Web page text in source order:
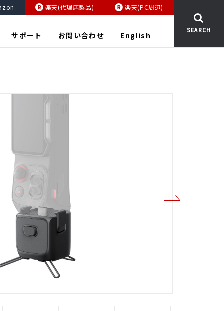
楽天(代理店製品) 楽天(PC周辺)
サポート お問い合わせ English SEARCH